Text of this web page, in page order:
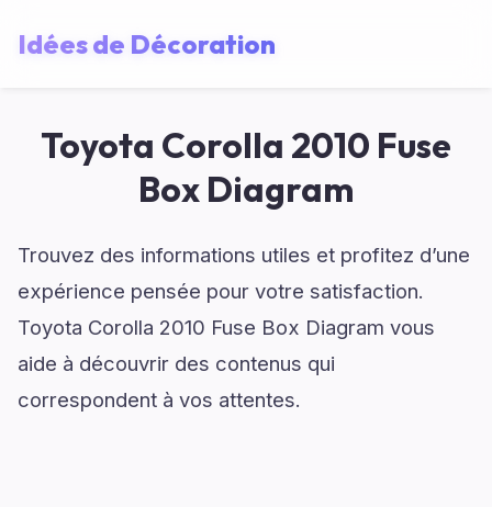
Idées de Décoration
Toyota Corolla 2010 Fuse
Box Diagram
Trouvez des informations utiles et profitez d’une
expérience pensée pour votre satisfaction.
Toyota Corolla 2010 Fuse Box Diagram vous
aide à découvrir des contenus qui
correspondent à vos attentes.